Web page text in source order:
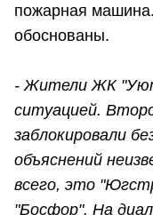
пожарная
обоснованы.
- Жители ЖК
ситуацией.
заблокировали
объяснений
всего, это
"Босфор". На